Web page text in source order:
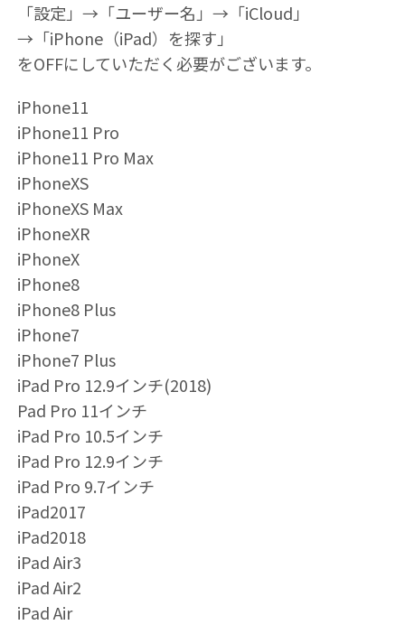
「設定」→「ユーザー名」→「iCloud」
→「iPhone（iPad）を探す」
をOFFにしていただく必要がございます。
iPhone11
iPhone11 Pro
iPhone11 Pro Max
iPhoneXS
iPhoneXS Max
iPhoneXR
iPhoneX
iPhone8
iPhone8 Plus
iPhone7
iPhone7 Plus
iPad Pro 12.9インチ(2018)
Pad Pro 11インチ
iPad Pro 10.5インチ
iPad Pro 12.9インチ
iPad Pro 9.7インチ
iPad2017
iPad2018
iPad Air3
iPad Air2
iPad Air